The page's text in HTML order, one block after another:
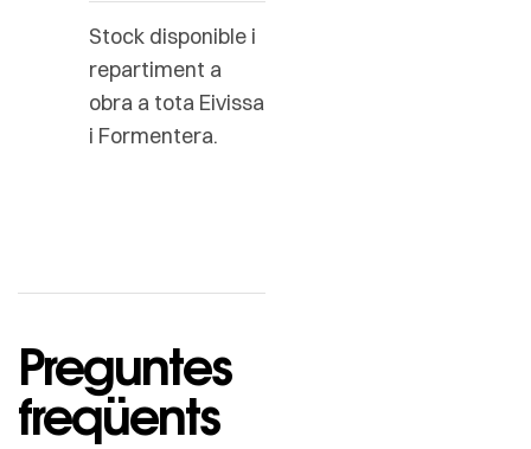
Stock disponible i
repartiment a
obra a tota Eivissa
i Formentera.
Preguntes
freqüents